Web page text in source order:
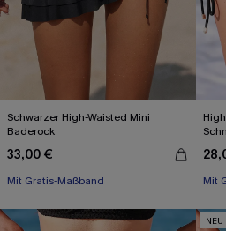
Schwarzer High-Waisted Mini
Baderock
33,00 €
Mit Gratis-Maßband
Mit Gratis-Maßband
Mit
Mit
NEU